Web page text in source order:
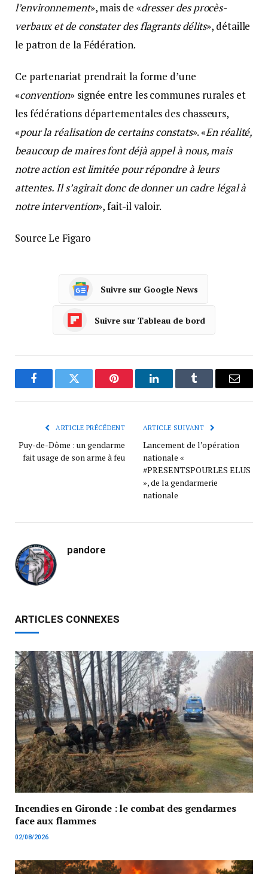
l’environnement», mais de «dresser des procès-
verbaux et de constater des flagrants délits», détaille
le patron de la Fédération.
Ce partenariat prendrait la forme d’une
«convention» signée entre les communes rurales et
les fédérations départementales des chasseurs,
«pour la réalisation de certains constats». «En réalité,
beaucoup de maires font déjà appel à nous, mais
notre action est limitée pour répondre à leurs
attentes. Il s’agirait donc de donner un cadre légal à
notre intervention», fait-il valoir.
Source Le Figaro
Suivre sur Google News
Suivre sur Tableau de bord
FacebookTwitter Pinterest LinkedInTumblr
ARTICLE PRÉCÉDENT
Puy-de-Dôme : un gendarme
fait usage de son arme à feu
ARTICLE SUIVANT
Lancement de l’opération
nationale «
#PRESENTSPOURLES ELUS
», de la gendarmerie
nationale
pandore
ARTICLES CONNEXES
Incendies en Gironde : le combat des gendarmes
face aux flammes
02/08/2026